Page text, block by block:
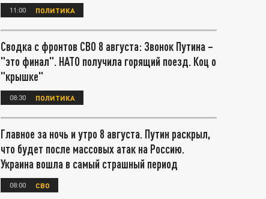
11:00 ПОЛИТИКА
Сводка с фронтов СВО 8 августа: Звонок Путина –
"это финал". НАТО получила горящий поезд. Коц о
"крышке"
08:30 ПОЛИТИКА
Главное за ночь и утро 8 августа. Путин раскрыл,
что будет после массовых атак на Россию.
Украина вошла в самый страшный период
08:00 СВО